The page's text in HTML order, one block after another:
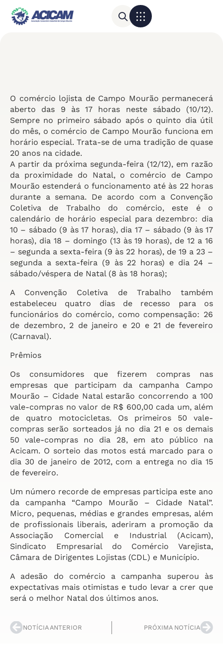
O comércio lojista de Campo Mourão permanecerá
aberto das 9 às 17 horas neste sábado (10/12).
Sempre no primeiro sábado após o quinto dia útil
do mês, o comércio de Campo Mourão funciona em
horário especial. Trata-se de uma tradição de quase
20 anos na cidade.
A partir da próxima segunda-feira (12/12), em razão
da proximidade do Natal, o comércio de Campo
Mourão estenderá o funcionamento até às 22 horas
durante a semana. De acordo com a Convenção
Coletiva de Trabalho do comércio, este é o
calendário de horário especial para dezembro: dia
10 – sábado (9 às 17 horas), dia 17 – sábado (9 às 17
horas), dia 18 – domingo (13 às 19 horas), de 12 a 16
– segunda a sexta-feira (9 às 22 horas), de 19 a 23 –
segunda a sexta-feira (9 às 22 horas) e dia 24 –
sábado/véspera de Natal (8 às 18 horas);
A Convenção Coletiva de Trabalho também
estabeleceu quatro dias de recesso para os
funcionários do comércio, como compensação: 26
de dezembro, 2 de janeiro e 20 e 21 de fevereiro
(Carnaval).
Prêmios
Os consumidores que fizerem compras nas
empresas que participam da campanha Campo
Mourão – Cidade Natal estarão concorrendo a 100
vale-compras no valor de R$ 600,00 cada um, além
de quatro motocicletas. Os primeiros 50 vale-
compras serão sorteados já no dia 21 e os demais
50 vale-compras no dia 28, em ato público na
Acicam. O sorteio das motos está marcado para o
dia 30 de janeiro de 2012, com a entrega no dia 15
de fevereiro.
Um número recorde de empresas participa este ano
da campanha “Campo Mourão – Cidade Natal”.
Micro, pequenas, médias e grandes empresas, além
de profissionais liberais, aderiram a promoção da
Associação Comercial e Industrial (Acicam),
Sindicato Empresarial do Comércio Varejista,
Câmara de Dirigentes Lojistas (CDL) e Município.
A adesão do comércio a campanha superou às
expectativas mais otimistas e tudo levar a crer que
será o melhor Natal dos últimos anos.
NOTÍCIA ANTERIOR PRÓXIMA NOTÍCIA